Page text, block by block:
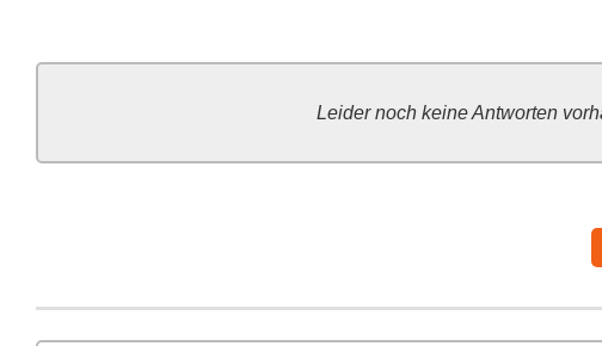
Leider noch keine Antworten